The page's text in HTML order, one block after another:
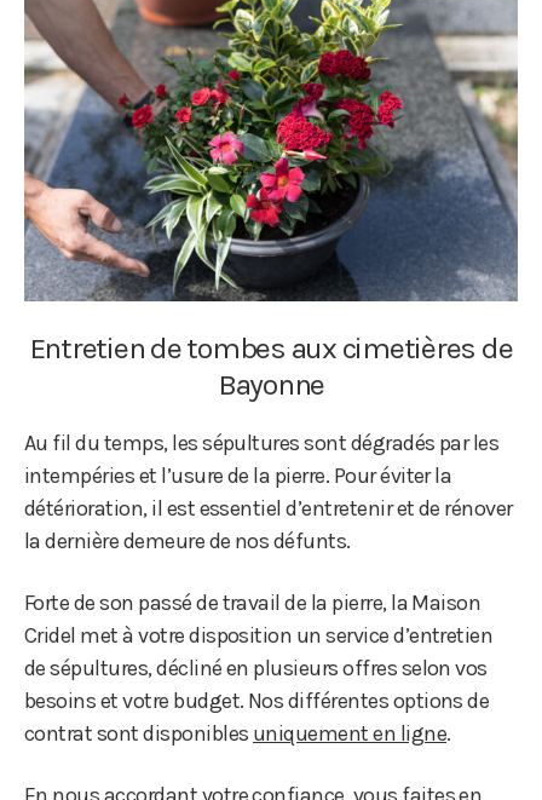
Entretien de tombes aux cimetières de
Bayonne
Au fil du temps, les sépultures sont dégradés par les
intempéries et l’usure de la pierre. Pour éviter la
détérioration, il est essentiel d’entretenir et de rénover
la dernière demeure de nos défunts.
Forte de son passé de travail de la pierre, la Maison
Cridel met à votre disposition un service d’entretien
de sépultures, décliné en plusieurs offres selon vos
besoins et votre budget. Nos différentes options de
contrat sont disponibles uniquement en ligne.